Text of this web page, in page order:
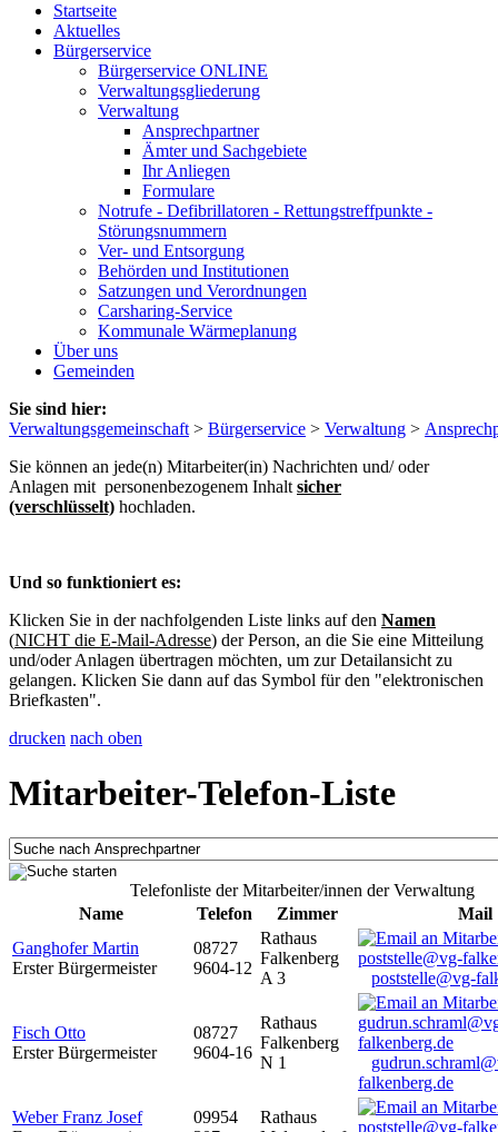
Startseite
Aktuelles
Bürgerservice
Bürgerservice ONLINE
Verwaltungsgliederung
Verwaltung
Ansprechpartner
Ämter und Sachgebiete
Ihr Anliegen
Formulare
Notrufe - Defibrillatoren - Rettungstreffpunkte -
Störungsnummern
Ver- und Entsorgung
Behörden und Institutionen
Satzungen und Verordnungen
Carsharing-Service
Kommunale Wärmeplanung
Über uns
Gemeinden
Sie sind hier:
Verwaltungsgemeinschaft > Bürgerservice > Verwaltung >
Sie können an jede(n) Mitarbeiter(in) Nachrichten und/ oder
Anlagen mit personenbezogenem Inhalt sicher
(verschlüsselt) hochladen.
Und so funktioniert es:
Klicken Sie in der nachfolgenden Liste links auf den Namen
(NICHT die E-Mail-Adresse) der Person, an die Sie eine Mitteilung
und/oder Anlagen übertragen möchten, um zur Detailansicht zu
gelangen. Klicken Sie dann auf das Symbol für den "elektronischen
Briefkasten".
drucken nach oben
Mitarbeiter-Telefon-Liste
Telefonliste der Mitarbeiter/innen der Verwaltung
Name
Telefon Zimmer
Mail
Ganghofer Martin
Erster Bürgermeister
08727
9604-12
Rathaus
Falkenberg
A 3
poststelle@vg-
Fisch Otto
Erster Bürgermeister
08727
9604-16
Rathaus
Falkenberg
N 1
falkenberg.de
Weber Franz Josef
09954
Rathaus